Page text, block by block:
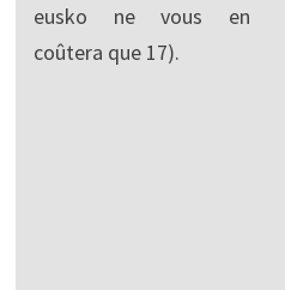
eusko ne vous en
coûtera que 17).